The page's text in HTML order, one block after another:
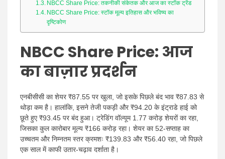
NBCC Share Price: तकनीकी संकेतक और आज का स्टॉक ट्रेंड
NBCC Share Price: स्टॉक मूल्य इतिहास और भविष्य का
दृष्टिकोण
NBCC Share Price: आज
का बाज़ार प्रदर्शन
एनबीसीसी का शेयर ₹87.55 पर खुला, जो इसके पिछले बंद भाव ₹87.83 से
थोड़ा कम है। हालांकि, इसने तेजी पकड़ी और ₹94.20 के इंट्राडे हाई को
छूते हुए ₹93.45 पर बंद हुआ। ट्रेडिंग वॉल्यूम 1.77 करोड़ शेयरों का रहा,
जिसका कुल कारोबार मूल्य ₹166 करोड़ रहा। शेयर का 52-सप्ताह का
उच्चतम और निम्नतम स्तर क्रमशः ₹139.83 और ₹56.40 रहा, जो पिछले
एक साल में काफी उतार-चढ़ाव दर्शाता है।